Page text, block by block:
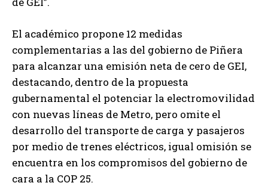
El académico propone 12 medidas
complementarias a las del gobierno de Piñera
para alcanzar una emisión neta de cero de GEI,
destacando, dentro de la propuesta
gubernamental el potenciar la electromovilidad
con nuevas líneas de Metro, pero omite el
desarrollo del transporte de carga y pasajeros
por medio de trenes eléctricos, igual omisión se
encuentra en los compromisos del gobierno de
cara a la COP 25.